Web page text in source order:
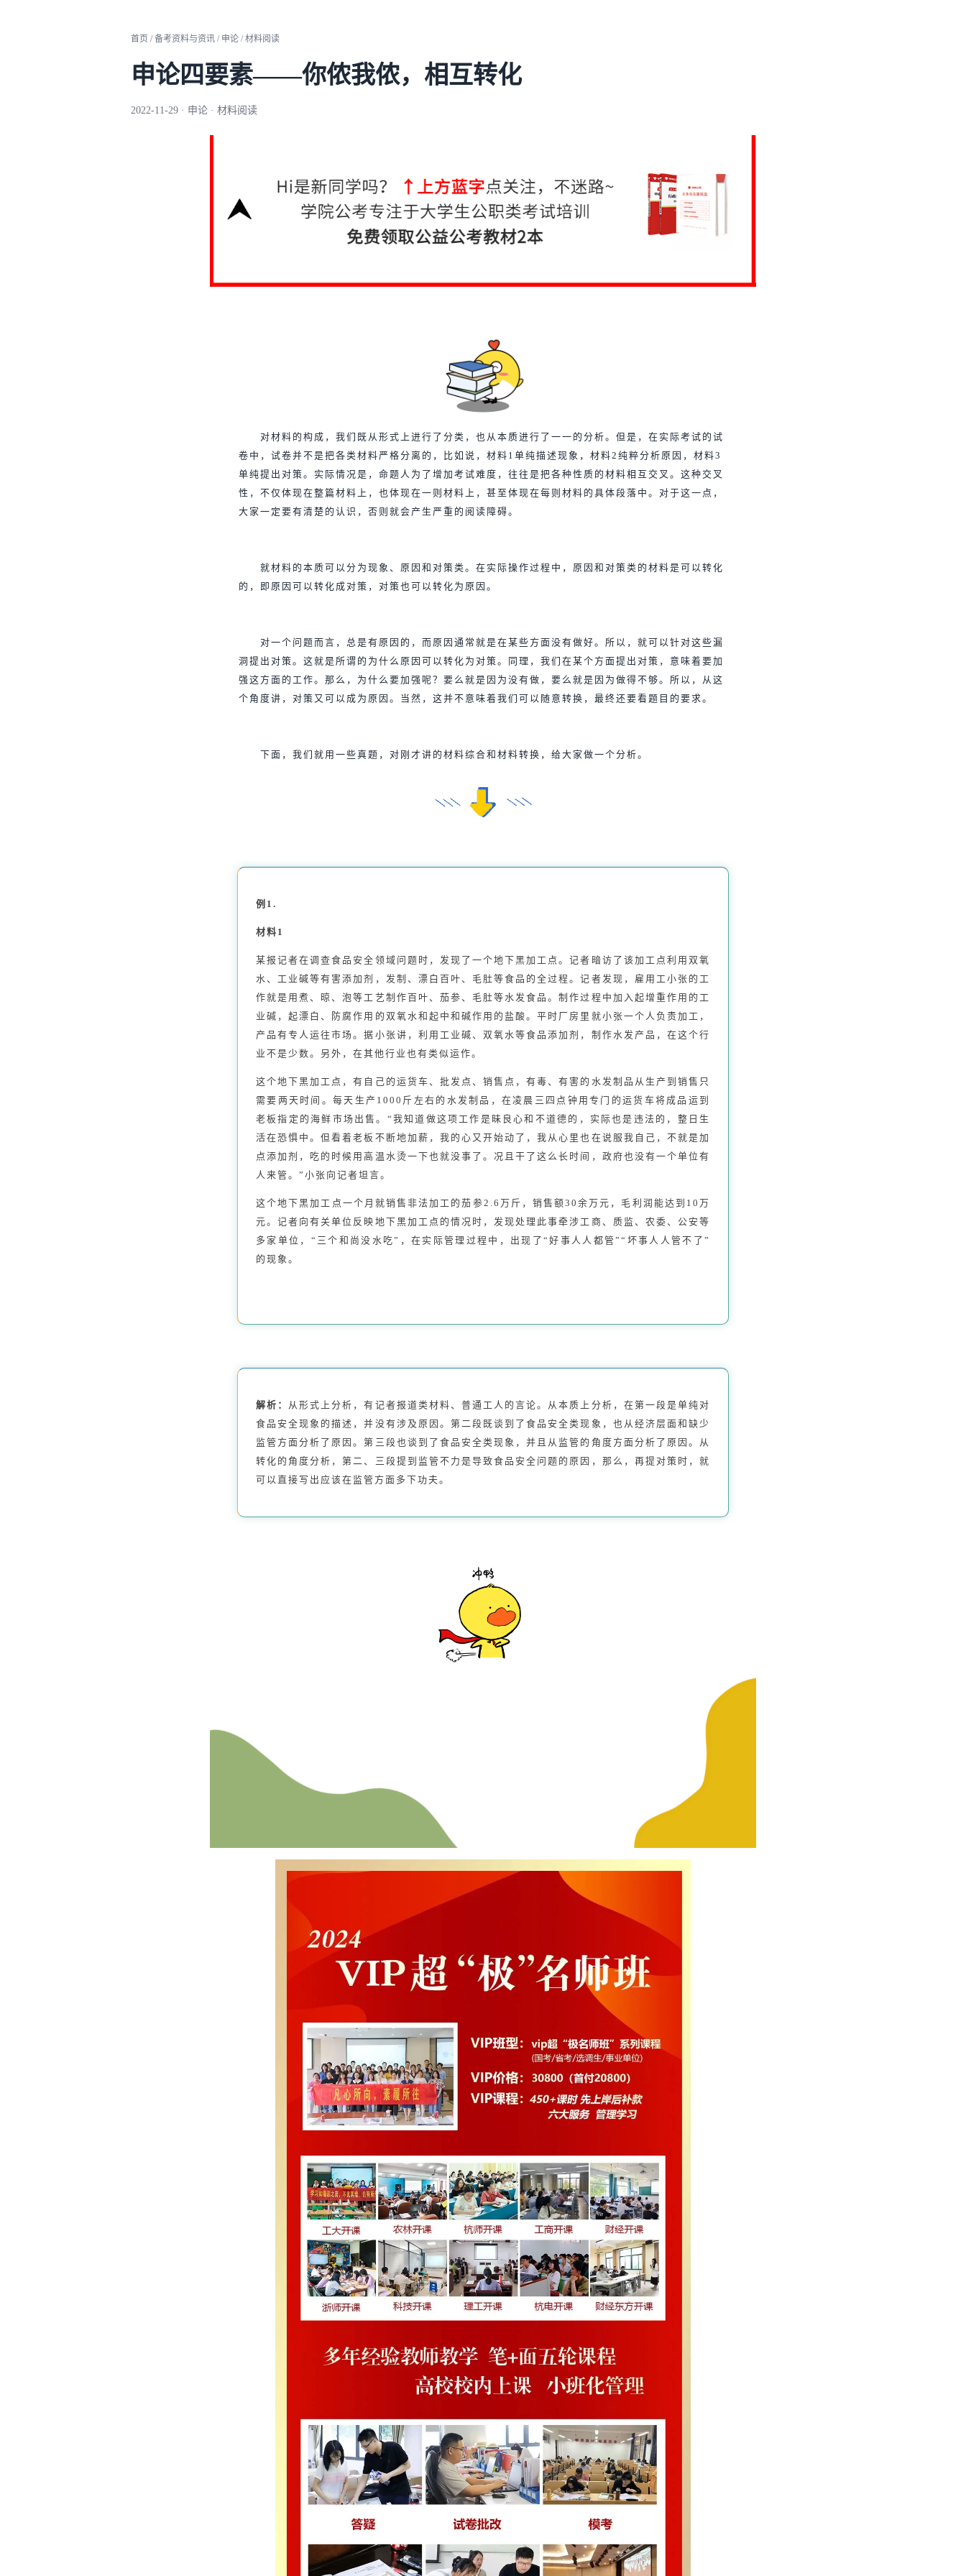
首页 / 备考资料与资讯 / 申论 / 材料阅读
申论四要素——你侬我侬，相互转化
2022-11-29 · 申论 · 材料阅读
对材料的构成，我们既从形式上进行了分类，也从本质进行了一一的分析。但是，在实际考试的试
卷中，试卷并不是把各类材料严格分离的，比如说，材料1单纯描述现象，材料2纯粹分析原因，材料3
单纯提出对策。实际情况是，命题人为了增加考试难度，往往是把各种性质的材料相互交叉。这种交叉
性，不仅体现在整篇材料上，也体现在一则材料上，甚至体现在每则材料的具体段落中。对于这一点，
大家一定要有清楚的认识，否则就会产生严重的阅读障碍。
就材料的本质可以分为现象、原因和对策类。在实际操作过程中，原因和对策类的材料是可以转化
的，即原因可以转化成对策，对策也可以转化为原因。
对一个问题而言，总是有原因的，而原因通常就是在某些方面没有做好。所以，就可以针对这些漏
洞提出对策。这就是所谓的为什么原因可以转化为对策。同理，我们在某个方面提出对策，意味着要加
强这方面的工作。那么，为什么要加强呢？要么就是因为没有做，要么就是因为做得不够。所以，从这
个角度讲，对策又可以成为原因。当然，这并不意味着我们可以随意转换，最终还要看题目的要求。
下面，我们就用一些真题，对刚才讲的材料综合和材料转换，给大家做一个分析。
例1.
材料1
某报记者在调查食品安全领域问题时，发现了一个地下黑加工点。记者暗访了该加工点利用双氧
水、工业碱等有害添加剂，发制、漂白百叶、毛肚等食品的全过程。记者发现，雇用工小张的工
作就是用煮、晾、泡等工艺制作百叶、茄参、毛肚等水发食品。制作过程中加入起增重作用的工
业碱，起漂白、防腐作用的双氧水和起中和碱作用的盐酸。平时厂房里就小张一个人负责加工，
产品有专人运往市场。据小张讲，利用工业碱、双氧水等食品添加剂，制作水发产品，在这个行
业不是少数。另外，在其他行业也有类似运作。
这个地下黑加工点，有自己的运货车、批发点、销售点，有毒、有害的水发制品从生产到销售只
需要两天时间。每天生产1000斤左右的水发制品，在凌晨三四点钟用专门的运货车将成品运到
老板指定的海鲜市场出售。“我知道做这项工作是昧良心和不道德的，实际也是违法的，整日生
活在恐惧中。但看着老板不断地加薪，我的心又开始动了，我从心里也在说服我自己，不就是加
点添加剂，吃的时候用高温水烫一下也就没事了。况且干了这么长时间，政府也没有一个单位有
人来管。”小张向记者坦言。
这个地下黑加工点一个月就销售非法加工的茄参2.6万斤，销售额30余万元，毛利润能达到10万
元。记者向有关单位反映地下黑加工点的情况时，发现处理此事牵涉工商、质监、农委、公安等
多家单位，“三个和尚没水吃”，在实际管理过程中，出现了“好事人人都管”“坏事人人管不了”
的现象。
解析：
从形式上分析，有记者报道类材料、普通工人的言论。从本质上分析，在第一段是单纯对
食品安全现象的描述，并没有涉及原因。第二段既谈到了食品安全类现象，也从经济层面和缺少
监管方面分析了原因。第三段也谈到了食品安全类现象，并且从监管的角度方面分析了原因。从
转化的角度分析，第二、三段提到监管不力是导致食品安全问题的原因，那么，再提对策时，就
可以直接写出应该在监管方面多下功夫。